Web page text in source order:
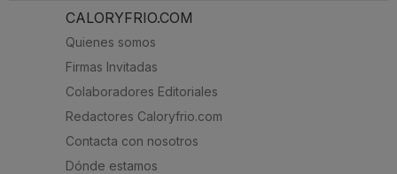
CALORYFRIO.COM
Quienes somos
Firmas Invitadas
Colaboradores Editoriales
Redactores Caloryfrio.com
Contacta con nosotros
Dónde estamos